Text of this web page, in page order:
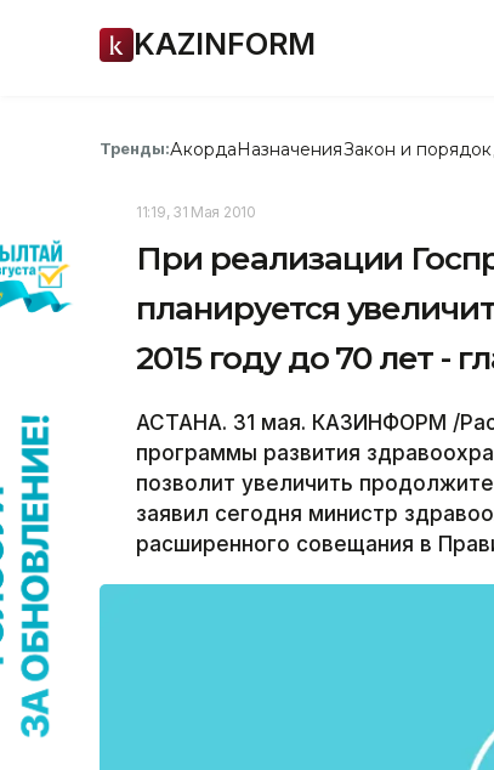
KAZINFORM
Тренды:АкордаНазначенияЗакон и порядок
11:19, 31 Мая 2010
При реализации
планируется
2015 году до 70 лет -
АСТАНА. 31 мая. КАЗИНФОРМ /
программы развития
позволит увеличить
заявил сегодня министр
расширенного совещания в